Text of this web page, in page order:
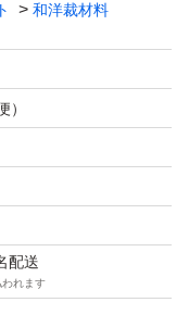
和洋裁材料
）
配送
れます